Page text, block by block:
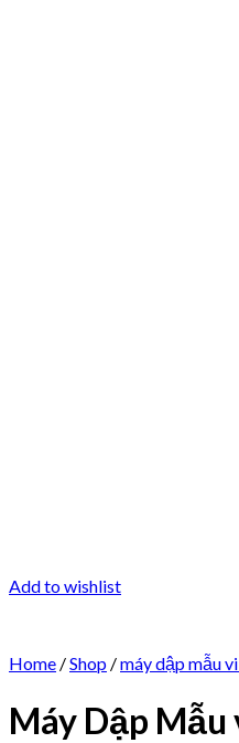
Add to wishlist
Home /Shop /máy dập mẫu
Máy Dập Mẫu